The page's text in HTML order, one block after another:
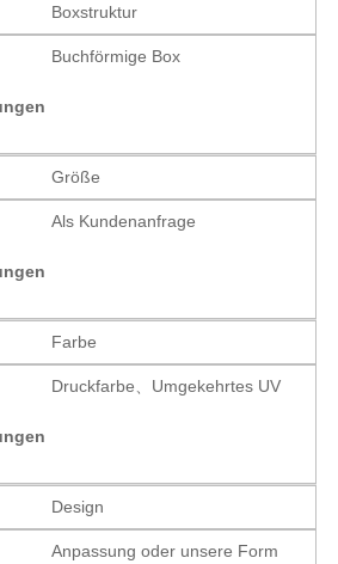
Boxstruktur
Buchförmige Box
Größe
Als Kundenanfrage
Farbe
Druckfarbe、Umgekehrtes UV
Design
Anpassung oder unsere Form